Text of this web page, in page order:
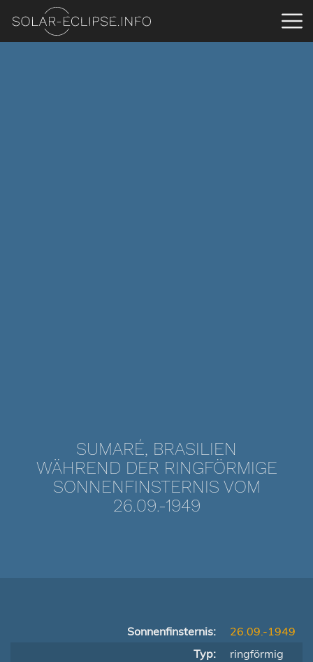
SUMARÉ, BRASILIEN
WÄHREND DER RINGFÖRMIGE
SONNENFINSTERNIS VOM
26.09.-1949
Sonnenfinsternis:
26.09.-1949
Typ:
ringförmig